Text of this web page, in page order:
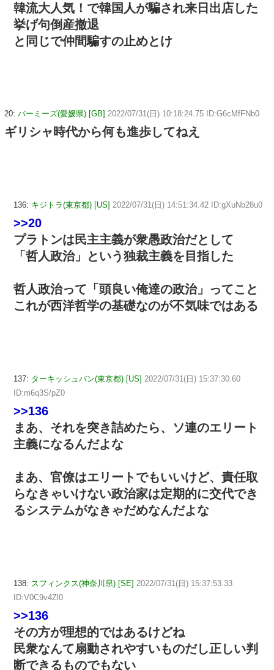
韓流大人気！で韓国人が騙され来日出店した
挙げ句倒産撤退
と同じで仲間騙すの止めとけ
20: バーミーズ(愛媛県) [GB] 2022/07/31(日) 10:18:24.75 ID:G6cMfFNb0
ギリシャ時代から何も進歩してねえ
136: キジトラ(東京都) [US] 2022/07/31(日) 14:51:34.42 ID:gXuNb28u0
>>20
プラトンは民主主義が衆愚政治だとして
「哲人政治」という独裁主義を目指した
哲人政治って「頭良い俺達の政治」ってこと
これが西洋哲学の基礎なのが不気味ではある
137: ターキッシュバン(東京都) [US] 2022/07/31(日) 15:37:30.60
ID:m6q3S/pZ0
>>136
まあ、それを突き詰めたら、ソ連のエリート
主義になるんだよな
まあ、官僚はエリートでもいいけど、責任取
らなきゃいけない政治家は定期的に交代でき
るシステムがなきゃだめなんだよな
138: スフィンクス(神奈川県) [SE] 2022/07/31(日) 15:37:53.33
ID:V0C9v4Zl0
>>136
その方が理想的ではあるけどね
民衆なんて扇動されやすいものだし正しい判
断できるものでもない